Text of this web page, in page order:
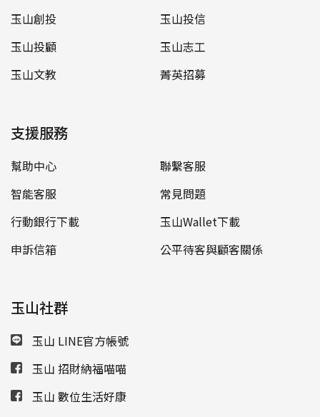
玉山創投
玉山投信
玉山投顧
玉山志工
玉山文教
菁英招募
支援服務
幫助中心
聯繫客服
智能客服
常見問題
行動銀行下載
玉山Wallet下載
申訴信箱
公平待客與顧客關係
玉山社群
玉山 LINE官方帳號
玉山 招財納福喵喵
玉山 數位生活好康